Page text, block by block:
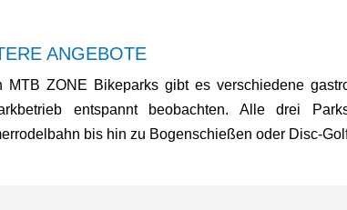
ANGEBOTE
MTB ZONE Bikeparks gibt es verschiedene
entspannt beobachten. Alle drei
bis hin zu Bogenschießen oder Disc-